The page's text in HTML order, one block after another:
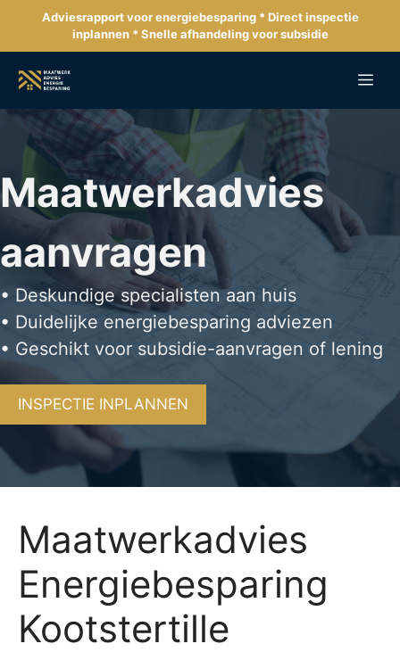
de
inhoud
Adviesrapport voor energiebesparing * Direct inspectie
inplannen * Snelle afhandeling voor subsidie
Maatwerkadvies
aanvragen
• Deskundige specialisten aan huis
• Duidelijke energiebesparing adviezen
• Geschikt voor subsidie-aanvragen of lening
INSPECTIE INPLANNEN
Maatwerkadvies
Energiebesparing
Kootstertille